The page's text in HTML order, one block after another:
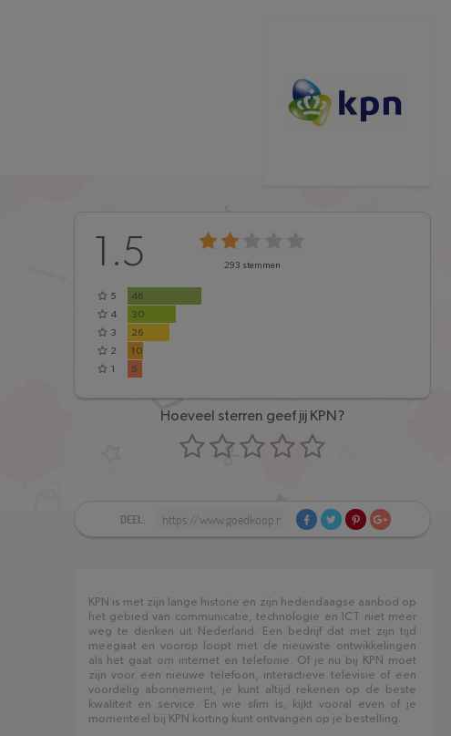
1.5 293 stemmen
5
46
4
30
3
26
2
10
1
5
Hoeveel sterren geef jij KPN?
DEEL:
KPN is met zijn lange historie en zijn hedendaagse aanbod op
het gebied van communicatie, technologie en ICT niet meer
weg te denken uit Nederland. Een bedrijf dat met zijn tijd
meegaat en voorop loopt met de nieuwste ontwikkelingen
als het gaat om internet en telefonie. Of je nu bij KPN moet
zijn voor een nieuwe telefoon, interactieve televisie of een
voordelig abonnement, je kunt altijd rekenen op de beste
kwaliteit en service. En wie slim is, kijkt vooral even of je
momenteel bij KPN korting kunt ontvangen op je bestelling.